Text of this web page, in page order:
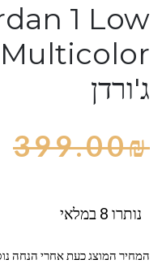
1 Low
ג'ורדן
399.00₪
נותרו 8 במלאי
המחיר המוצג כעת אחרי הנחה